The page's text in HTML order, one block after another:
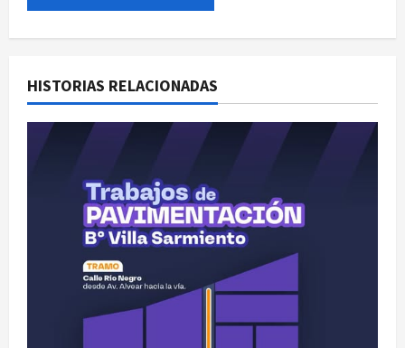
HISTORIAS RELACIONADAS